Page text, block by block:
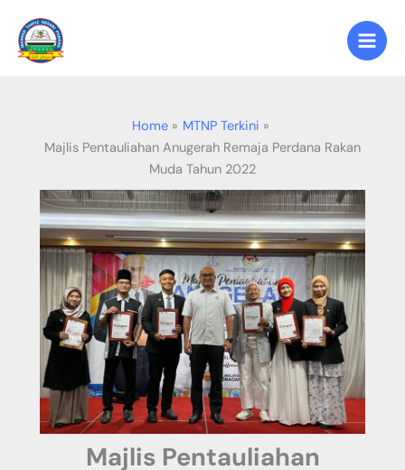
content
Home
MTNP Terkini
Majlis Pentauliahan Anugerah Remaja Perdana Rakan
Muda Tahun 2022
Majlis Pentauliahan